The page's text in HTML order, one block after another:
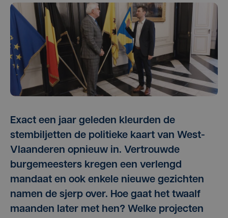
Exact een jaar geleden kleurden de
stembiljetten de politieke kaart van West-
Vlaanderen opnieuw in. Vertrouwde
burgemeesters kregen een verlengd
mandaat en ook enkele nieuwe gezichten
namen de sjerp over. Hoe gaat het twaalf
maanden later met hen? Welke projecten